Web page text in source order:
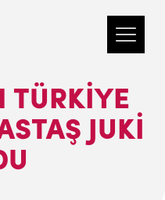
TÜRKIYE
JUKI